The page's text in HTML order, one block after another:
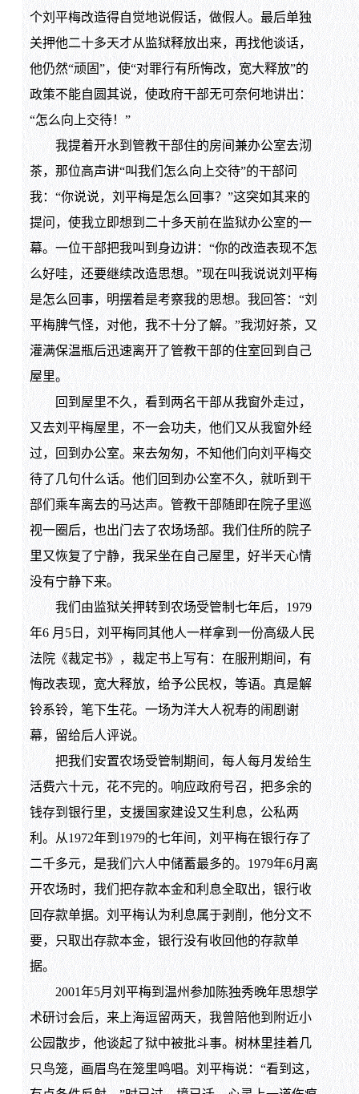
个刘平梅改造得自觉地说假话，做假人。最后单独
关押他二十多天才从监狱释放出来，再找他谈话，
他仍然“顽固”，使“对罪行有所悔改，宽大释放”的
政策不能自圆其说，使政府干部无可奈何地讲出：
“怎么向上交待！”
我提着开水到管教干部住的房间兼办公室去沏
茶，那位高声讲“叫我们怎么向上交待”的干部问
我：“你说说，刘平梅是怎么回事？”这突如其来的
提问，使我立即想到二十多天前在监狱办公室的一
幕。一位干部把我叫到身边讲：“你的改造表现不怎
么好哇，还要继续改造思想。”现在叫我说说刘平梅
是怎么回事，明摆着是考察我的思想。我回答：“刘
平梅脾气怪，对他，我不十分了解。”我沏好茶，又
灌满保温瓶后迅速离开了管教干部的住室回到自己
屋里。
回到屋里不久，看到两名干部从我窗外走过，
又去刘平梅屋里，不一会功夫，他们又从我窗外经
过，回到办公室。来去匆匆，不知他们向刘平梅交
待了几句什么话。他们回到办公室不久，就听到干
部们乘车离去的马达声。管教干部随即在院子里巡
视一圈后，也出门去了农场场部。我们住所的院子
里又恢复了宁静，我呆坐在自己屋里，好半天心情
没有宁静下来。
我们由监狱关押转到农场受管制七年后，1979
年6 月5日，刘平梅同其他人一样拿到一份高级人民
法院《裁定书》，裁定书上写有：在服刑期间，有
悔改表现，宽大释放，给予公民权，等语。真是解
铃系铃，笔下生花。一场为洋大人祝寿的闹剧谢
幕，留给后人评说。
把我们安置农场受管制期间，每人每月发给生
活费六十元，花不完的。响应政府号召，把多余的
钱存到银行里，支援国家建设又生利息，公私两
利。从1972年到1979的七年间，刘平梅在银行存了
二千多元，是我们六人中储蓄最多的。1979年6月离
开农场时，我们把存款本金和利息全取出，银行收
回存款单据。刘平梅认为利息属于剥削，他分文不
要，只取出存款本金，银行没有收回他的存款单
据。
2001年5月刘平梅到温州参加陈独秀晚年思想学
术研讨会后，来上海逗留两天，我曾陪他到附近小
公园散步，他谈起了狱中被批斗事。树林里挂着几
只鸟笼，画眉鸟在笼里鸣唱。刘平梅说：“看到这，